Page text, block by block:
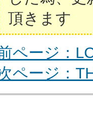
頂きます
ページ：
ページ：